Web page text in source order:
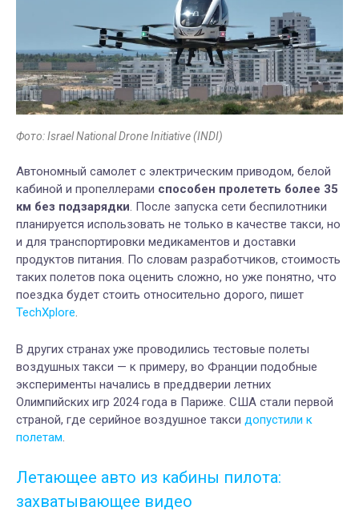
Фото: Israel National Drone Initiative (INDI)
Автономный самолет с электрическим приводом, белой
кабиной и пропеллерами способен пролететь более 35
км без подзарядки. После запуска сети беспилотники
планируется использовать не только в качестве такси, но
и для транспортировки медикаментов и доставки
продуктов питания. По словам разработчиков, стоимость
таких полетов пока оценить сложно, но уже понятно, что
поездка будет стоить относительно дорого, пишет
TechXplore.
В других странах уже проводились тестовые полеты
воздушных такси — к примеру, во Франции подобные
эксперименты начались в преддверии летних
Олимпийских игр 2024 года в Париже. США стали первой
страной, где серийное воздушное такси допустили к
полетам.
Летающее авто из кабины пилота:
захватывающее видео